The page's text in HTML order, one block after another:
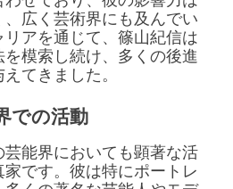
広く芸術界にも及んでい
アを通じて、篠山紀信は
模索し続け、多くの後進
てきました。
での活動
能界においても顕著な活
です。彼は特にポートレ